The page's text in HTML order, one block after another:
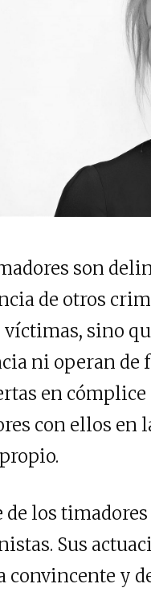
son
de otros
víctimas, sino
ni operan de
en
con ellos en
de los
Sus
convincente y